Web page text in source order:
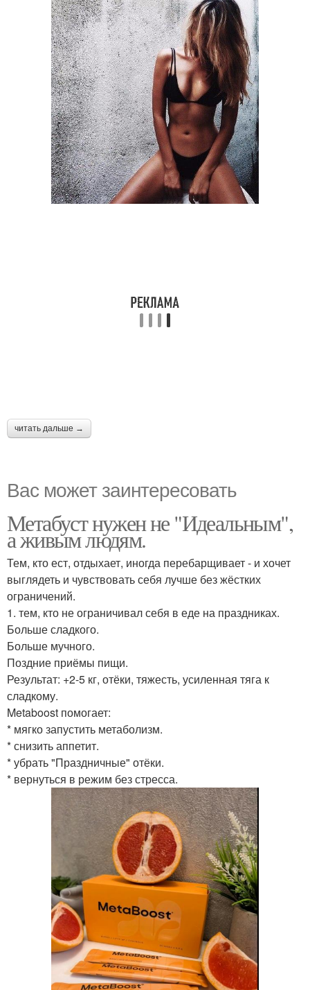
читать дальше →
Вас может заинтересовать
Метабуст нужен не "Идеальным",
а живым людям.
Тем, кто ест, отдыхает, иногда перебарщивает - и хочет
выглядеть и чувствовать себя лучше без жёстких
ограничений.
1. тем, кто не ограничивал себя в еде на праздниках.
Больше сладкого.
Больше мучного.
Поздние приёмы пищи.
Результат: +2-5 кг, отёки, тяжесть, усиленная тяга к
сладкому.
Metaboost помогает:
* мягко запустить метаболизм.
* снизить аппетит.
* убрать "Праздничные" отёки.
* вернуться в режим без стресса.